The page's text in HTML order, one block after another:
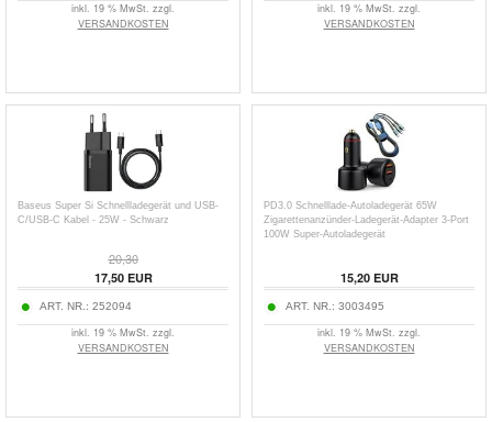
inkl. 19 % MwSt. zzgl.
VERSANDKOSTEN
inkl. 19 % MwSt. zzgl.
VERSANDKOSTEN
Baseus Super Si Schnellladegerät und USB-
C/USB-C Kabel - 25W - Schwarz
20,30
17,50EUR
ART. NR.: 252094
inkl. 19 % MwSt. zzgl.
VERSANDKOSTEN
PD3.0 Schnelllade-Autoladegerät 65W
Zigarettenanzünder-Ladegerät-Adapter 3-Port
100W Super-Autoladegerät
15,20EUR
ART. NR.: 3003495
inkl. 19 % MwSt. zzgl.
VERSANDKOSTEN